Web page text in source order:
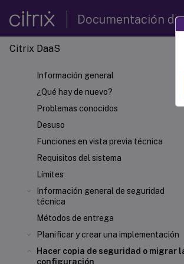
Documentación
Citrix DaaS
Información general
¿Qué hay de nuevo?
Problemas conocidos
Desuso
Funciones en vista previa técnica
Requisitos del sistema
Límites
Información general de seguridad
técnica
Métodos de entrega
Planificar y crear una implementación
Hacer copia de seguridad o migrar
configuración